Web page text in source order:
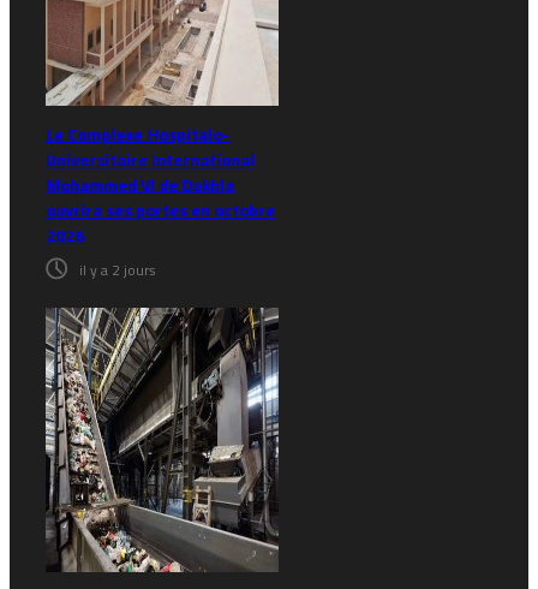
Le Complexe Hospitalo-
Universitaire International
Mohammed VI de Dakhla
ouvrira ses portes en octobre
2026
il y a 2 jours